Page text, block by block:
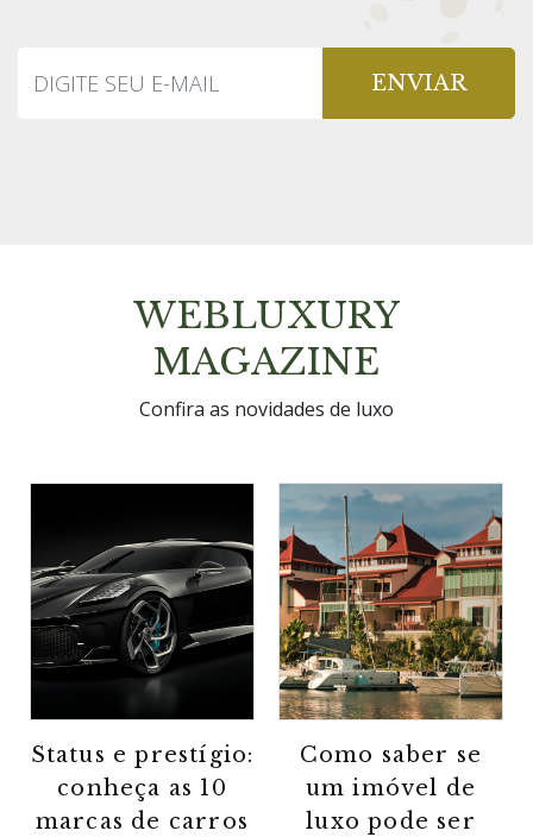
ENVIAR
WEBLUXURY
MAGAZINE
Confira as novidades de luxo
Status e prestígio:
conheça as 10
marcas de carros
Como saber se
um imóvel de
luxo pode ser